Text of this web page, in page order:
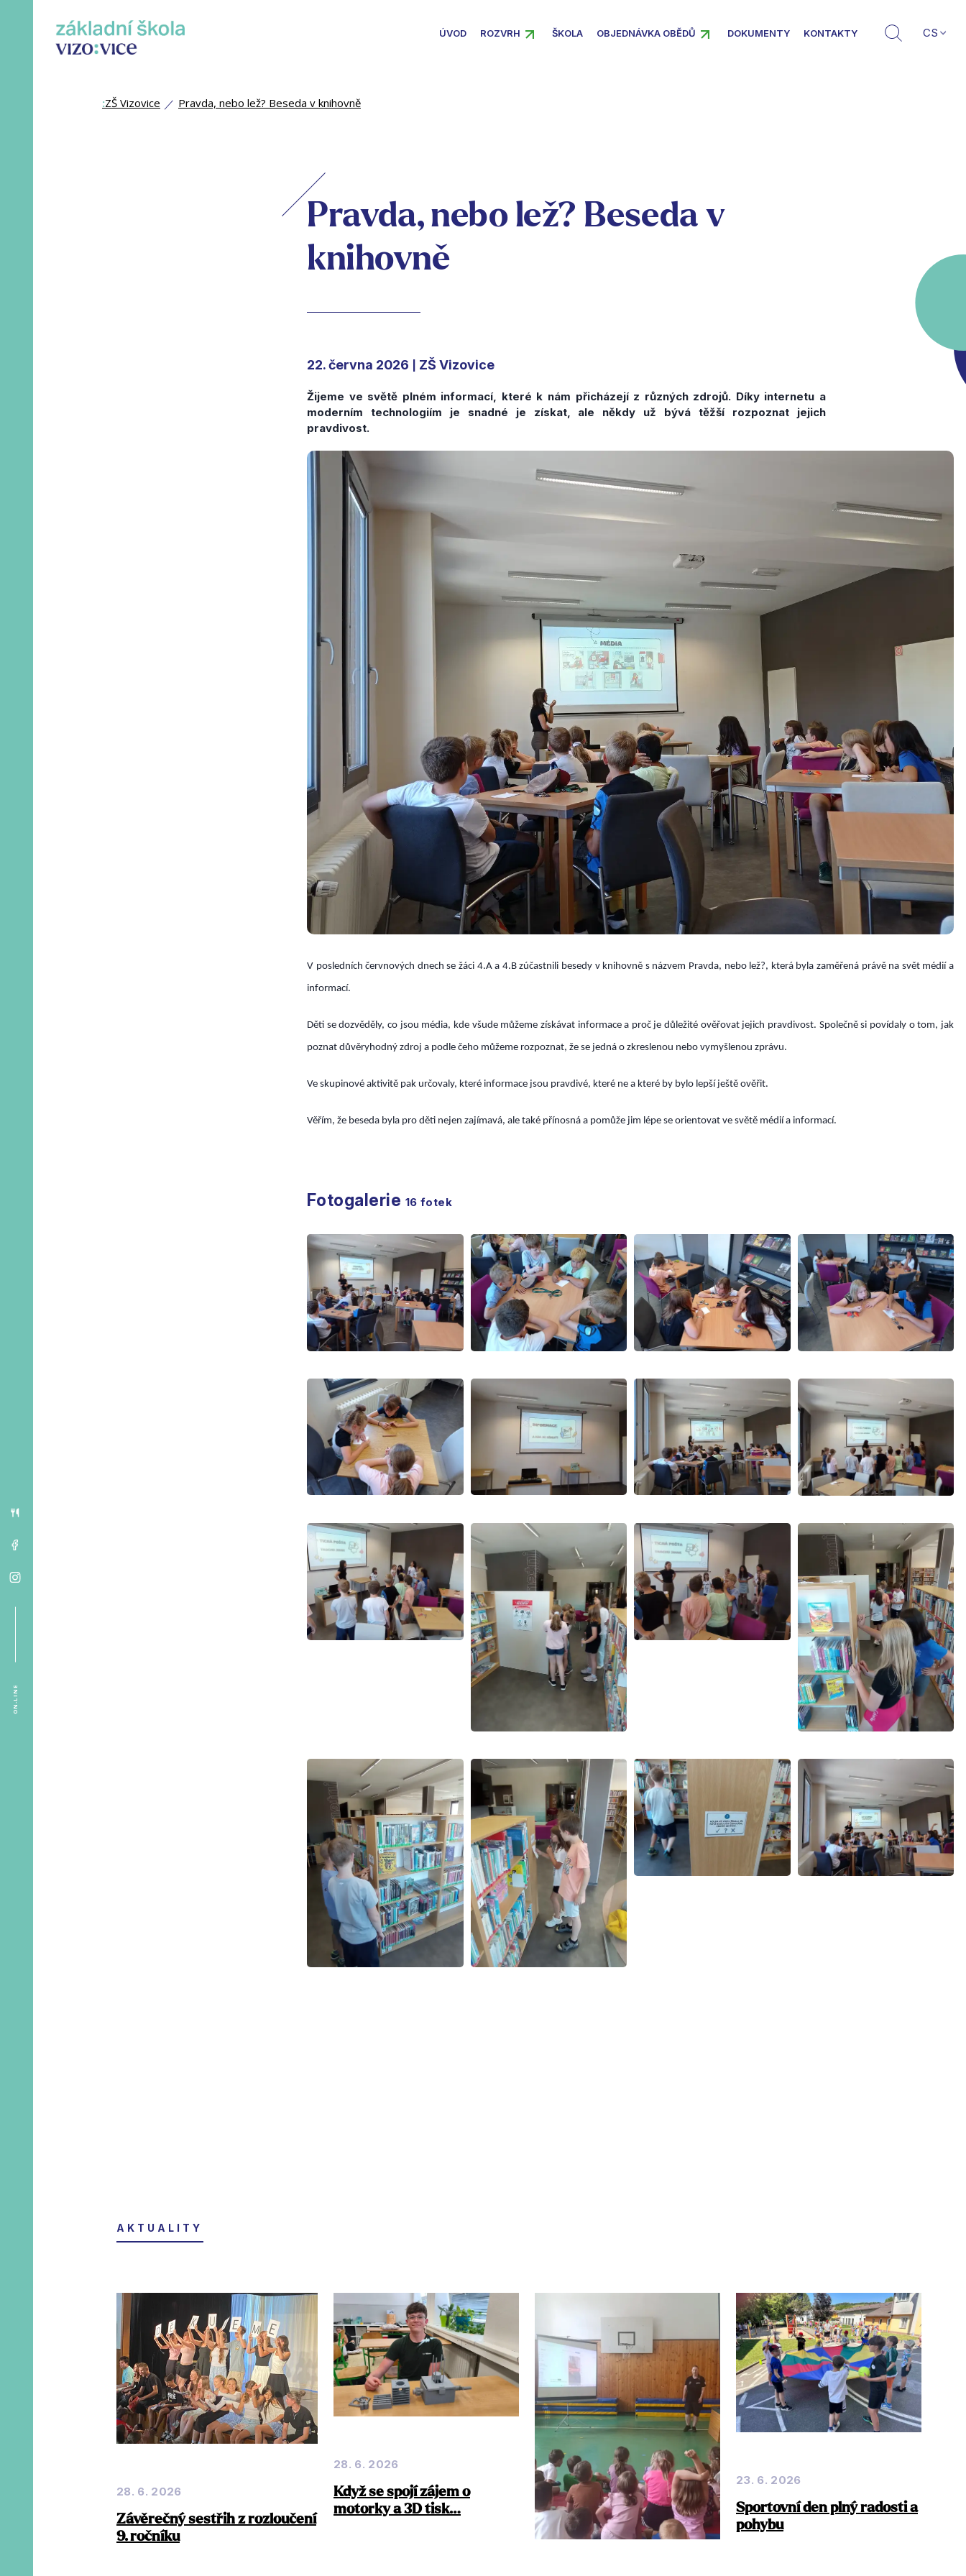
ÚVOD ROZVRH ŠKOLA OBJEDNÁVKA OBĚDŮ DOKUMENTY KONTAKTY CS
ON-LINE
:ZŠ Vizovice Pravda, nebo lež? Beseda v knihovně
Pravda, nebo lež? Beseda v
knihovně
22. června 2026 ZŠ Vizovice
Žijeme ve světě plném informací, které k nám přicházejí z různých zdrojů. Díky internetu a
moderním technologiím je snadné je získat, ale někdy už bývá těžší rozpoznat jejich
pravdivost.
V posledních červnových dnech se žáci 4.A a 4.B zúčastnili besedy v knihovně s názvem Pravda, nebo lež?, která byla zaměřená právě na svět médií a
informací.
Děti se dozvěděly, co jsou média, kde všude můžeme získávat informace a proč je důležité ověřovat jejich pravdivost. Společně si povídaly o tom, jak
poznat důvěryhodný zdroj a podle čeho můžeme rozpoznat, že se jedná o zkreslenou nebo vymyšlenou zprávu.
Ve skupinové aktivitě pak určovaly, které informace jsou pravdivé, které ne a které by bylo lepší ještě ověřit.
Věřím, že beseda byla pro děti nejen zajímavá, ale také přínosná a pomůže jim lépe se orientovat ve světě médií a informací.
Fotogalerie 16 fotek
AKTUALITY
28. 6. 2026
Závěrečný sestřih z rozloučení
9. ročníku
28. 6. 2026
Když se spojí zájem o
motorky a 3D tisk…
23. 6. 2026
Sportovní den plný radosti a
pohybu